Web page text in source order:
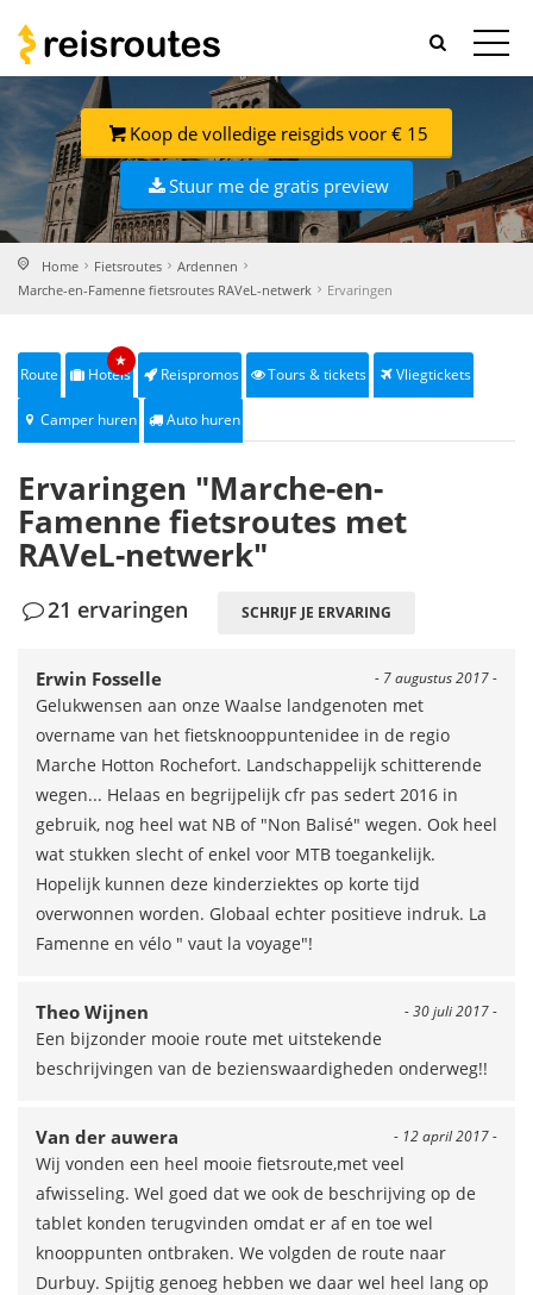
Koop de volledige reisgids voor € 15
Stuur me de gratis preview
Home Fietsroutes
Ardennen
Marche-en-Famenne fietsroutes RAVeL-netwerk
Ervaringen
Route Hotels
★
Reispromos Tours & tickets Vliegtickets
Camper huren Auto huren
Ervaringen "Marche-en-
Famenne fietsroutes met
RAVeL-netwerk"
21 ervaringen SCHRIJF JE ERVARING
- 7 augustus 2017 -
Erwin Fosselle
Gelukwensen aan onze Waalse landgenoten met
overname van het fietsknooppuntenidee in de regio
Marche Hotton Rochefort. Landschappelijk schitterende
wegen... Helaas en begrijpelijk cfr pas sedert 2016 in
gebruik, nog heel wat NB of "Non Balisé" wegen. Ook heel
wat stukken slecht of enkel voor MTB toegankelijk.
Hopelijk kunnen deze kinderziektes op korte tijd
overwonnen worden. Globaal echter positieve indruk. La
Famenne en vélo " vaut la voyage"!
- 30 juli 2017 -
Theo Wijnen
Een bijzonder mooie route met uitstekende
beschrijvingen van de bezienswaardigheden onderweg!!
- 12 april 2017 -
Van der auwera
Wij vonden een heel mooie fietsroute,met veel
afwisseling. Wel goed dat we ook de beschrijving op de
tablet konden terugvinden omdat er af en toe wel
knooppunten ontbraken. We volgden de route naar
Durbuy. Spijtig genoeg hebben we daar wel heel lang op